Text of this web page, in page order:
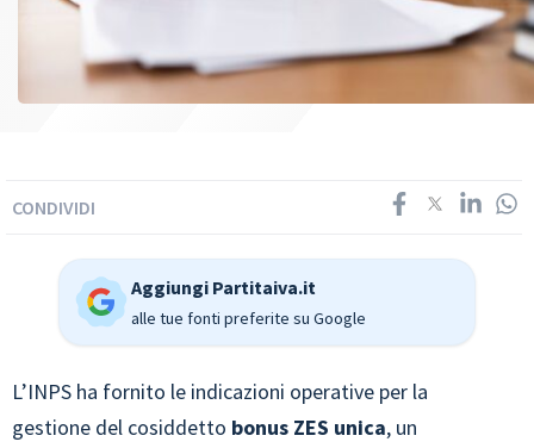
CONDIVIDI
Aggiungi Partitaiva.it
alle tue fonti preferite su Google
L’INPS ha fornito le indicazioni operative per la
gestione del cosiddetto bonus ZES unica, un